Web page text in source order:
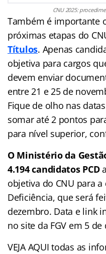
CNU 2025:
Também é importante
próximas etapas do
Títulos. Apenas
objetiva para cargos
devem enviar
entre 21 e 25 de
Fique de olho nas
somar até 2 pontos
para nível superior,
O Ministério da
4.194 candidatos PCD
objetiva do CNU para a
Deficiência, que será
dezembro. Data e link
no site da FGV em 5
VEJA AQUI todas as